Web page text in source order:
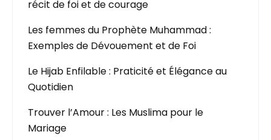
récit de foi et de courage
Les femmes du Prophète Muhammad :
Exemples de Dévouement et de Foi
Le Hijab Enfilable : Praticité et Élégance au
Quotidien
Trouver l’Amour : Les Muslima pour le
Mariage